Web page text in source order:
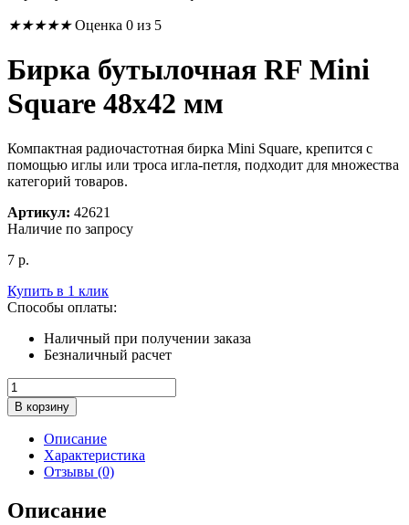
★★★★★ Оценка 0 из 5
Бирка бутылочная RF Mini
Square 48х42 мм
Компактная радиочастотная бирка Mini Square, крепится с
помощью иглы или троса игла-петля, подходит для множества
категорий товаров.
Артикул: 42621
Наличие по запросу
7 р.
Купить в 1 клик
Способы оплаты:
Наличный при получении заказа
Безналичный расчет
Количество
товара
Бирка
бутылочная
Mini
Square
48х42
мм
В корзину
Описание
Характеристика
Отзывы (0)
Описание